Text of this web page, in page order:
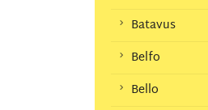
Batavus
Belfo
Bello